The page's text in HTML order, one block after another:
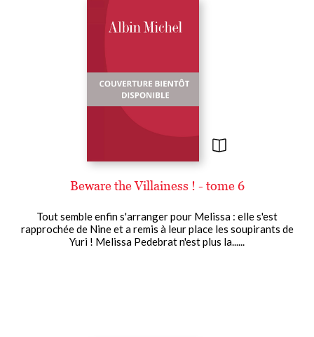
Beware the Villainess ! - tome 6
Tout semble enfin s'arranger pour Melissa : elle s'est
rapprochée de Nine et a remis à leur place les soupirants de
Yuri ! Melissa Pedebrat n'est plus la......